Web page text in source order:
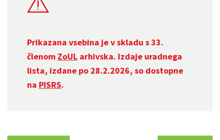
Prikazana vsebina je v skladu s 33.
členom ZoUL arhivska. Izdaje uradnega
lista, izdane po 28.2.2026, so dostopne
na PISRS.